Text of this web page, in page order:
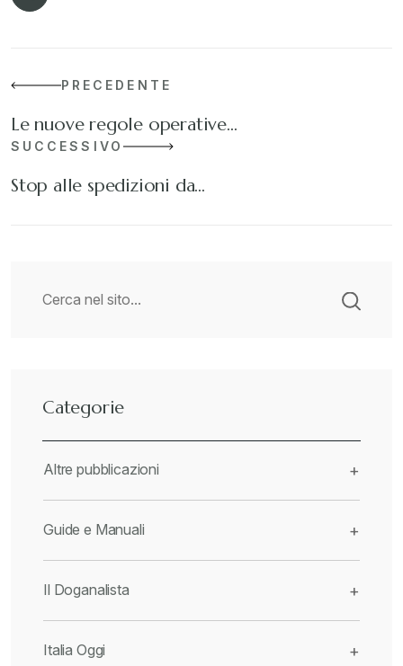
PRECEDENTE
Le nuove regole operative…
SUCCESSIVO
Stop alle spedizioni da…
Categorie
Altre pubblicazioni +
Guide e Manuali +
Il Doganalista +
Italia Oggi +